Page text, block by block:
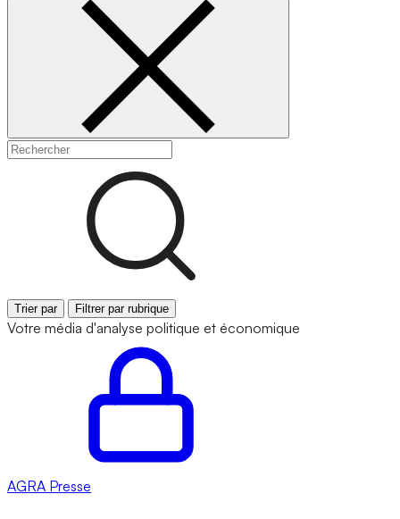
Trier par Filtrer par rubrique
Votre média d'analyse politique et économique
AGRA Presse